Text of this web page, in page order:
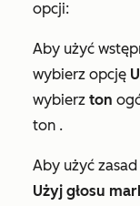
opcji:
Aby użyć
wybierz opcję
wybierz ton
ton .
Aby użyć
Użyj głosu